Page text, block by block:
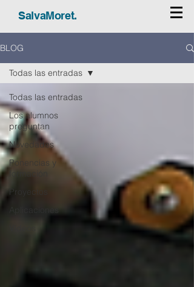
SalvaMoret.
BLOG
Todas las entradas
Los alumnos
preguntan
Novedades
Ponencias y
Proyectos
Aplicaciones
Todas las entradas